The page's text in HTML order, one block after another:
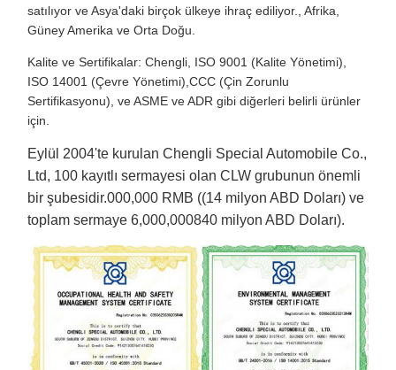
satılıyor ve Asya'daki birçok ülkeye ihraç ediliyor., Afrika,
Güney Amerika ve Orta Doğu.
Kalite ve Sertifikalar: Chengli, ISO 9001 (Kalite Yönetimi),
ISO 14001 (Çevre Yönetimi),CCC (Çin Zorunlu
Sertifikasyonu), ve ASME ve ADR gibi diğerleri belirli ürünler
için.
Eylül 2004'te kurulan Chengli Special Automobile Co.,
Ltd, 100 kayıtlı sermayesi olan CLW grubunun önemli
bir şubesidir.000,000 RMB ((14 milyon ABD Doları) ve
toplam sermaye 6,000,000840 milyon ABD Doları).